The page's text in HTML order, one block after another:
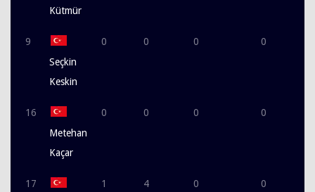
Kütmür
9
Seçkin
Keskin
0 0 0 0
16
Metehan
Kaçar
0 0 0 0
17
1 4 0 0